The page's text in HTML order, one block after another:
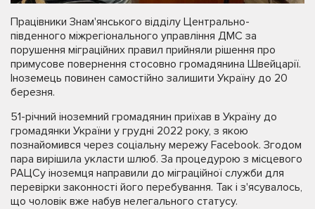
Працівники Знам'янського відділу Центрально-
південного міжрегіонального управління ДМС за
порушення міграційних правил прийняли рішення про
примусове повернення стосовно громадянина Швейцарії.
Іноземець повинен самостійно залишити Україну до 20
березня.
51-річний іноземний громадянин приїхав в Україну до
громадянки України у грудні 2022 року, з якою
познайомився через соціальну мережу Facebook. Згодом
пара вирішила укласти шлюб. За процедурою з місцевого
РАЦСу іноземця направили до міграційної служби для
перевірки законності його перебування. Так і з'ясувалось,
що чоловік вже набув нелегального статусу.